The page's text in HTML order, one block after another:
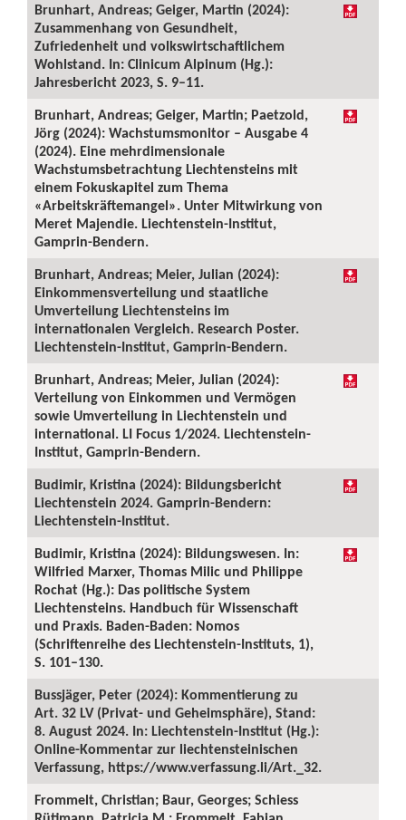
Brunhart, Andreas; Geiger, Martin (2024):
Zusammenhang von Gesundheit,
Zufriedenheit und volkswirtschaftlichem
Wohlstand. In: Clinicum Alpinum (Hg.):
Jahresbericht 2023, S. 9–11.
Brunhart, Andreas; Geiger, Martin; Paetzold,
Jörg (2024): Wachstumsmonitor – Ausgabe 4
(2024). Eine mehrdimensionale
Wachstumsbetrachtung Liechtensteins mit
einem Fokuskapitel zum Thema
«Arbeitskräftemangel». Unter Mitwirkung von
Meret Majendie. Liechtenstein-Institut,
Gamprin-Bendern.
Brunhart, Andreas; Meier, Julian (2024):
Einkommensverteilung und staatliche
Umverteilung Liechtensteins im
internationalen Vergleich. Research Poster.
Liechtenstein-Institut, Gamprin-Bendern.
Brunhart, Andreas; Meier, Julian (2024):
Verteilung von Einkommen und Vermögen
sowie Umverteilung in Liechtenstein und
international. LI Focus 1/2024. Liechtenstein-
Institut, Gamprin-Bendern.
Budimir, Kristina (2024): Bildungsbericht
Liechtenstein 2024. Gamprin-Bendern:
Liechtenstein-Institut.
Budimir, Kristina (2024): Bildungswesen. In:
Wilfried Marxer, Thomas Milic und Philippe
Rochat (Hg.): Das politische System
Liechtensteins. Handbuch für Wissenschaft
und Praxis. Baden-Baden: Nomos
(Schriftenreihe des Liechtenstein-Instituts, 1),
S. 101–130.
Bussjäger, Peter (2024): Kommentierung zu
Art. 32 LV (Privat- und Geheimsphäre), Stand:
8. August 2024. In: Liechtenstein-Institut (Hg.):
Online-Kommentar zur liechtensteinischen
Verfassung, https://www.verfassung.li/Art._32.
Frommelt, Christian; Baur, Georges; Schiess